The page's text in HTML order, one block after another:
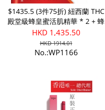
$1435.5 (3件75折) 紐西蘭 THC
殿堂級蜂皇蜜活肌精華 * 2 + 蜂
皇蜜活肌緊敷晚霜
HKD 1,435.50
HKD 1914.01
No.:WP1166